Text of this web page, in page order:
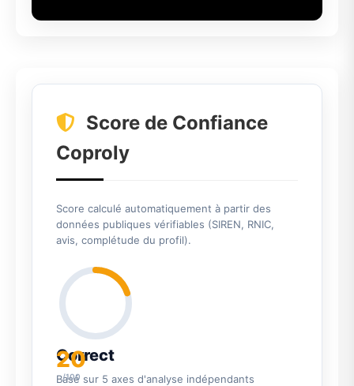
Score de Confiance
Coproly
Score calculé automatiquement à partir des
données publiques vérifiables (SIREN, RNIC,
avis, complétude du profil).
20
/100
Correct
Basé sur 5 axes d'analyse indépendants